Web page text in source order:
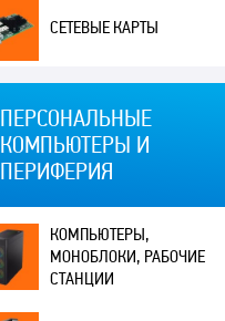
СЕТЕВЫЕ КАРТЫ
ПЕРСОНАЛЬНЫЕ
КОМПЬЮТЕРЫ И
ПЕРИФЕРИЯ
КОМПЬЮТЕРЫ,
МОНОБЛОКИ, РАБОЧИЕ
СТАНЦИИ